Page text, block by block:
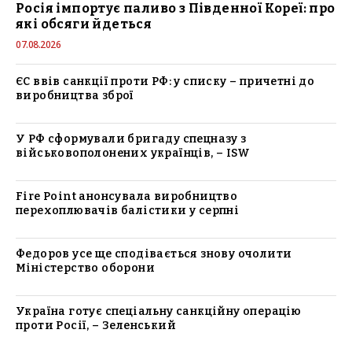
Росія імпортує паливо з Південної Кореї: про
які обсяги йдеться
07.08.2026
ЄС ввів санкції проти РФ: у списку – причетні до
виробництва зброї
У РФ сформували бригаду спецназу з
військовополонених українців, – ISW
Fire Point анонсувала виробництво
перехоплювачів балістики у серпні
Федоров усе ще сподівається знову очолити
Міністерство оборони
Україна готує спеціальну санкційну операцію
проти Росії, – Зеленський